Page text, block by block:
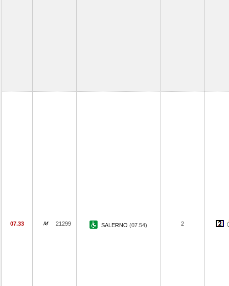
07.33 21299 SALERNO (07.54) 2